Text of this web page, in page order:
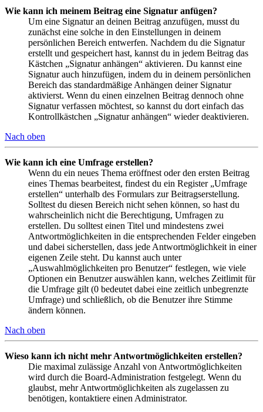
Wie kann ich meinem Beitrag eine Signatur anfügen?
Um eine Signatur an deinen Beitrag anzufügen, musst du
zunächst eine solche in den Einstellungen in deinem
persönlichen Bereich entwerfen. Nachdem du die Signatur
erstellt und gespeichert hast, kannst du in jedem Beitrag das
Kästchen „Signatur anhängen“ aktivieren. Du kannst eine
Signatur auch hinzufügen, indem du in deinem persönlichen
Bereich das standardmäßige Anhängen deiner Signatur
aktivierst. Wenn du einen einzelnen Beitrag dennoch ohne
Signatur verfassen möchtest, so kannst du dort einfach das
Kontrollkästchen „Signatur anhängen“ wieder deaktivieren.
Nach oben
Wie kann ich eine Umfrage erstellen?
Wenn du ein neues Thema eröffnest oder den ersten Beitrag
eines Themas bearbeitest, findest du ein Register „Umfrage
erstellen“ unterhalb des Formulars zur Beitragserstellung.
Solltest du diesen Bereich nicht sehen können, so hast du
wahrscheinlich nicht die Berechtigung, Umfragen zu
erstellen. Du solltest einen Titel und mindestens zwei
Antwortmöglichkeiten in die entsprechenden Felder eingeben
und dabei sicherstellen, dass jede Antwortmöglichkeit in einer
eigenen Zeile steht. Du kannst auch unter
„Auswahlmöglichkeiten pro Benutzer“ festlegen, wie viele
Optionen ein Benutzer auswählen kann, welches Zeitlimit für
die Umfrage gilt (0 bedeutet dabei eine zeitlich unbegrenzte
Umfrage) und schließlich, ob die Benutzer ihre Stimme
ändern können.
Nach oben
Wieso kann ich nicht mehr Antwortmöglichkeiten erstellen?
Die maximal zulässige Anzahl von Antwortmöglichkeiten
wird durch die Board-Administration festgelegt. Wenn du
glaubst, mehr Antwortmöglichkeiten als zugelassen zu
benötigen, kontaktiere einen Administrator.